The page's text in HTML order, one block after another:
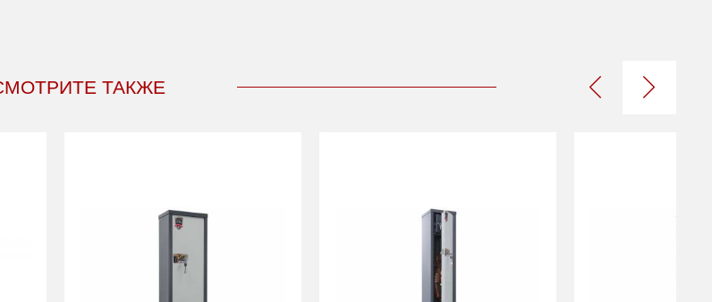
ТАКЖЕ